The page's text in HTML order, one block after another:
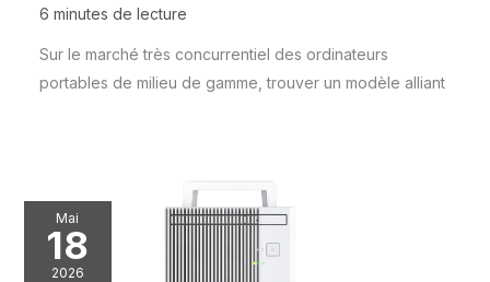
6 minutes de lecture
Sur le marché très concurrentiel des ordinateurs
portables de milieu de gamme, trouver un modèle alliant
Mai
18
2026